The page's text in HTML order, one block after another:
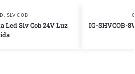
SLV COB
Led Slv Cob 24V Luz
IG-SHVCOB-